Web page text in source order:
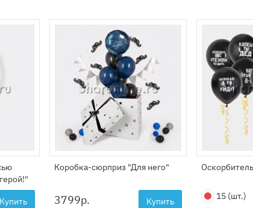
Купить
Коробка-сюрприз "Для него"
3799р. Купить 15 (шт.)